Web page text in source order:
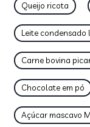
Queijo ricota
Leite
Carne bovina
Chocolate em pó
Açúcar mascavo